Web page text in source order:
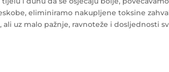
eliminiramo nakupljene toksine
uz malo pažnje, ravnoteže i dosljednosti